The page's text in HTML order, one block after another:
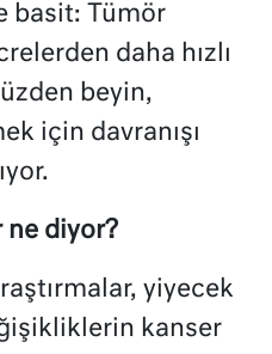
basit: Tümör
daha hızlı
beyin,
için davranışı
ne diyor?
yiyecek
kanser